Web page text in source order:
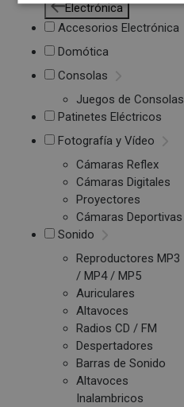
Electrónica
Accesorios Electrónica
Domótica
Consolas
Juegos de Consolas
Patinetes Eléctricos
Fotografía y Vídeo
Cámaras Reflex
Cámaras Digitales
Proyectores
Cámaras Deportivas
Sonido
Reproductores MP3
/ MP4 / MP5
Auriculares
Altavoces
Radios CD / FM
Despertadores
Barras de Sonido
Altavoces
Inalambricos